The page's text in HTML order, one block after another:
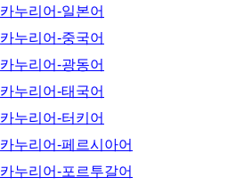
카누리어-일본어
카누리어-중국어
카누리어-광동어
카누리어-태국어
카누리어-터키어
카누리어-페르시아어
카누리어-포르투갈어